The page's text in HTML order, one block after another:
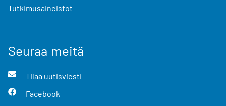
Tutkimusaineistot
Seuraa meitä
Tilaa uutisviesti
Facebook